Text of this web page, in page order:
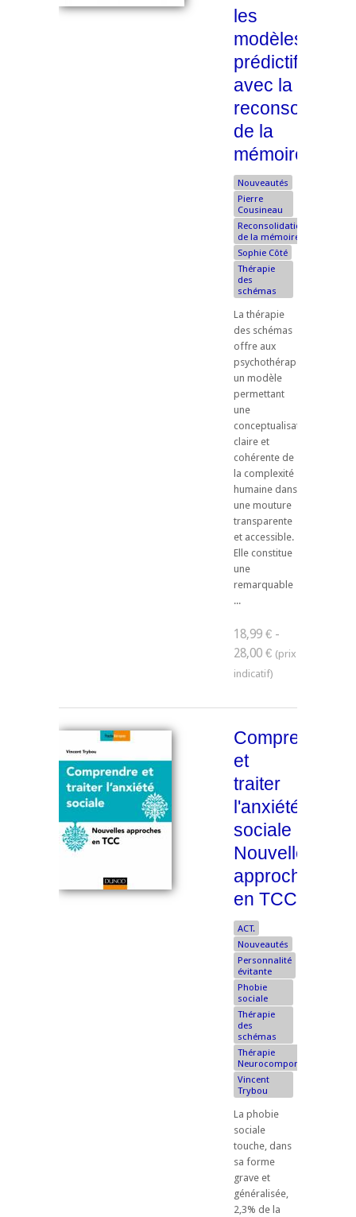
les
modèles
prédictifs
avec la
de la
mémoire
Nouveautés
Pierre
Cousineau
Reconsolidation
de la mémoire
Sophie Côté
Thérapie
des
schémas
La thérapie
des schémas
offre aux
psychothérapeutes
un modèle
permettant
une
conceptualisation
claire et
cohérente de
la complexité
humaine dans
une mouture
transparente
et accessible.
Elle constitue
une
remarquable
...
18,99 € -
28,00 €
Comprendre
et
traiter
l'anxiété
sociale
Nouvelles
approches
en TCC
ACT.
Nouveautés
Personnalité
évitante
Phobie
sociale
Thérapie
des
schémas
Thérapie
Neurocomportementale
Vincent
Trybou
La phobie
sociale
touche, dans
sa forme
grave et
généralisée,
2,3% de la